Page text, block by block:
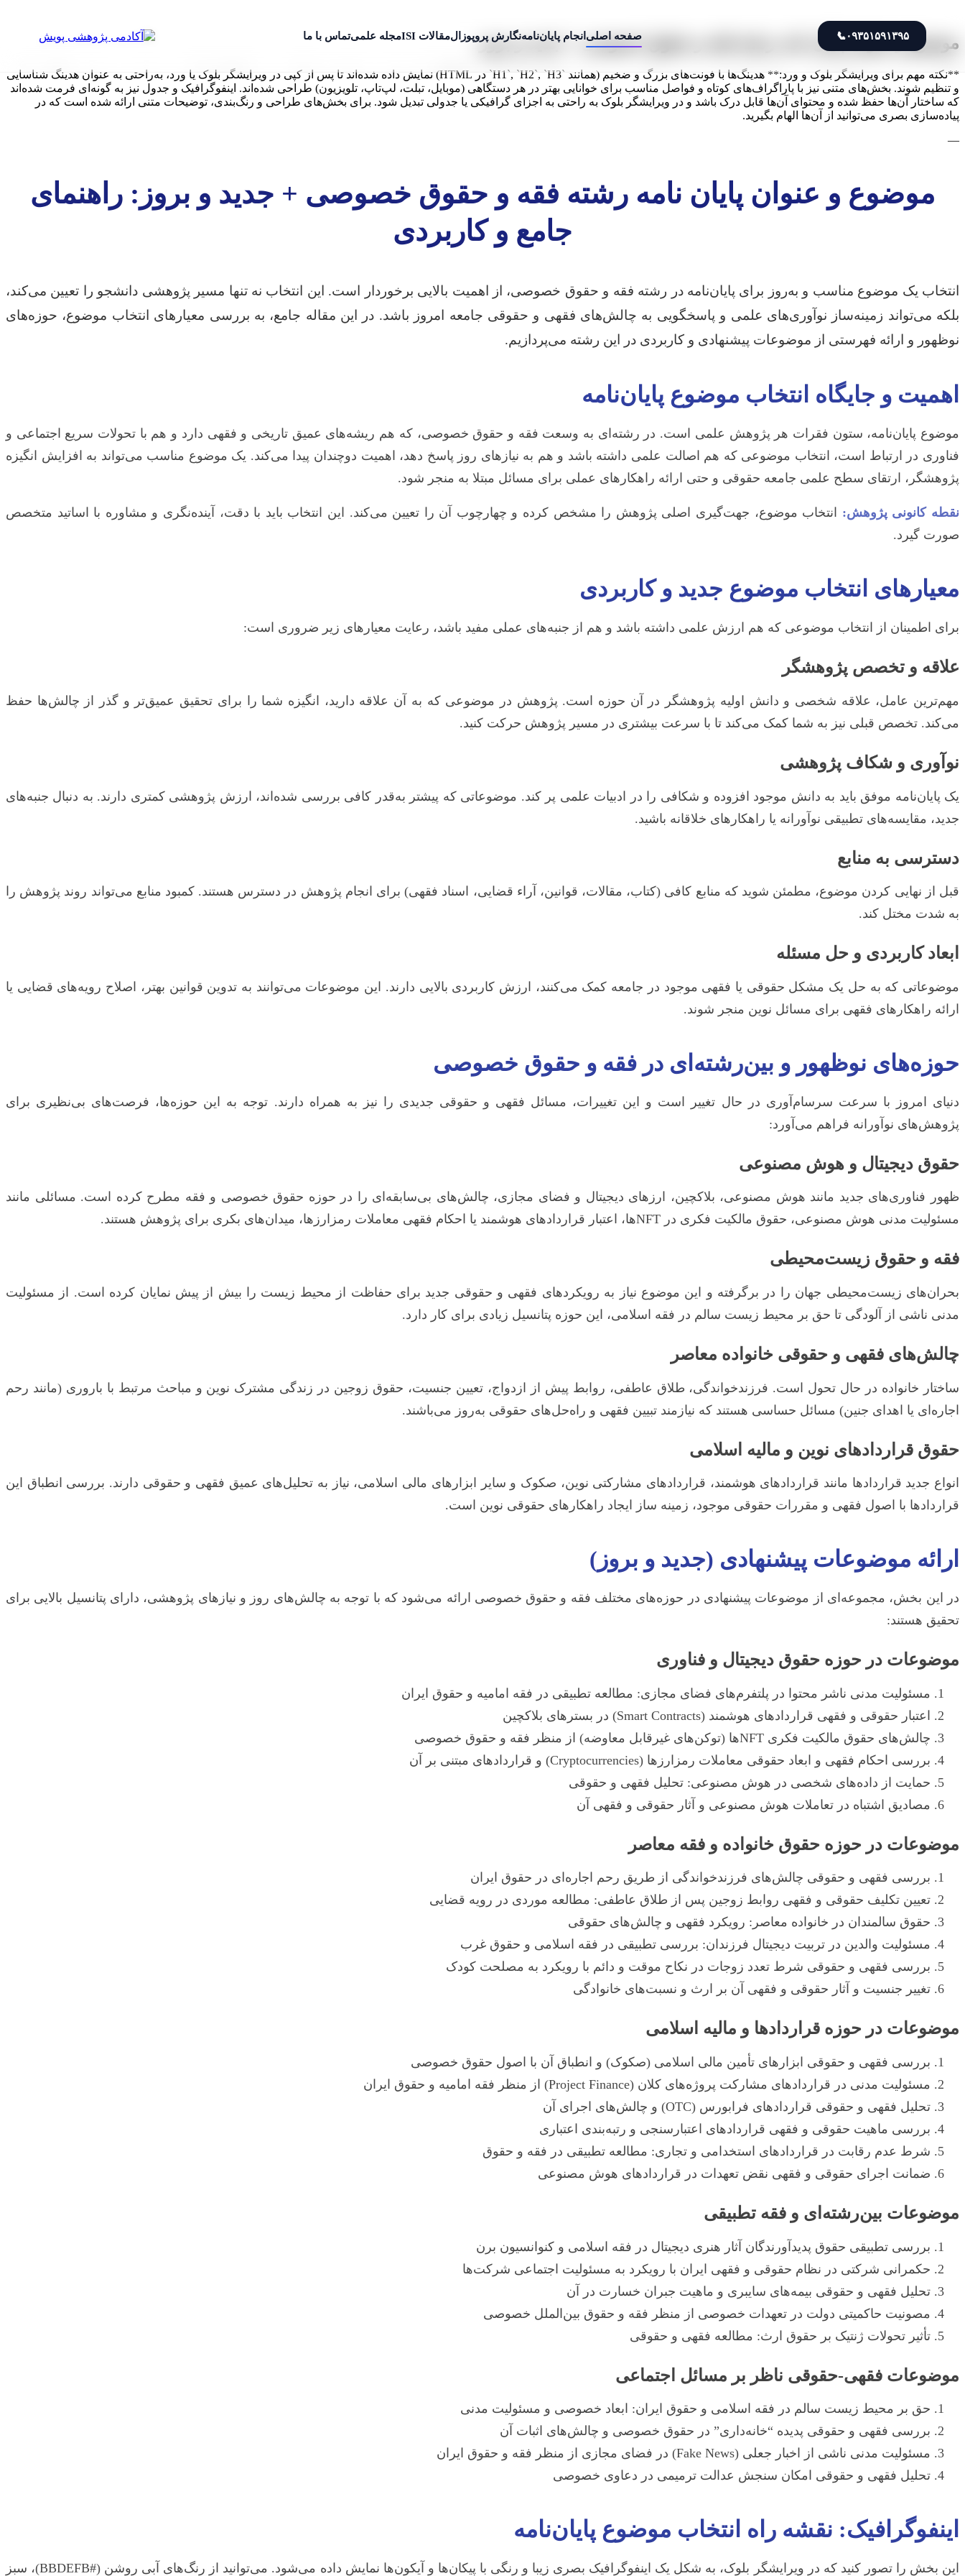
۰۹۳۵۱۵۹۱۳۹۵📞 صفحه اصلی انجام پایان‌نامهنگارش پروپوزالمقالات ISI مجله علمیتماس با ما موضوع و عنوان پایان نامه رشته فقه و حقوق خصوصی + جدید و بروز
**نکته مهم برای ویرایشگر بلوک و ورد:** هدینگ‌ها با فونت‌های بزرگ و ضخیم (همانند `H1`, `H2`, `H3` در HTML) نمایش داده شده‌اند تا پس از کپی در ویرایشگر بلوک یا ورد، به‌راحتی به عنوان هدینگ شناسایی
و تنظیم شوند. بخش‌های متنی نیز با پاراگراف‌های کوتاه و فواصل مناسب برای خوانایی بهتر در هر دستگاهی (موبایل، تبلت، لپ‌تاپ، تلویزیون) طراحی شده‌اند. اینفوگرافیک و جدول نیز به گونه‌ای فرمت شده‌اند
که ساختار آن‌ها حفظ شده و محتوای آن‌ها قابل درک باشد و در ویرایشگر بلوک به راحتی به اجزای گرافیکی یا جدولی تبدیل شود. برای بخش‌های طراحی و رنگ‌بندی، توضیحات متنی ارائه شده است که در
پیاده‌سازی بصری می‌توانید از آن‌ها الهام بگیرید.
—
موضوع و عنوان پایان نامه رشته فقه و حقوق خصوصی + جدید و بروز: راهنمای
جامع و کاربردی
انتخاب یک موضوع مناسب و به‌روز برای پایان‌نامه در رشته فقه و حقوق خصوصی، از اهمیت بالایی برخوردار است. این انتخاب نه تنها مسیر پژوهشی دانشجو را تعیین می‌کند،
بلکه می‌تواند زمینه‌ساز نوآوری‌های علمی و پاسخگویی به چالش‌های فقهی و حقوقی جامعه امروز باشد. در این مقاله جامع، به بررسی معیارهای انتخاب موضوع، حوزه‌های
نوظهور و ارائه فهرستی از موضوعات پیشنهادی و کاربردی در این رشته می‌پردازیم.
اهمیت و جایگاه انتخاب موضوع پایان‌نامه
موضوع پایان‌نامه، ستون فقرات هر پژوهش علمی است. در رشته‌ای به وسعت فقه و حقوق خصوصی، که هم ریشه‌های عمیق تاریخی و فقهی دارد و هم با تحولات سریع اجتماعی و
فناوری در ارتباط است، انتخاب موضوعی که هم اصالت علمی داشته باشد و هم به نیازهای روز پاسخ دهد، اهمیت دوچندان پیدا می‌کند. یک موضوع مناسب می‌تواند به افزایش انگیزه
پژوهشگر، ارتقای سطح علمی جامعه حقوقی و حتی ارائه راهکارهای عملی برای مسائل مبتلا به منجر شود.
نقطه کانونی پژوهش: انتخاب موضوع، جهت‌گیری اصلی پژوهش را مشخص کرده و چهارچوب آن را تعیین می‌کند. این انتخاب باید با دقت، آینده‌نگری و مشاوره با اساتید متخصص
صورت گیرد.
معیارهای انتخاب موضوع جدید و کاربردی
برای اطمینان از انتخاب موضوعی که هم ارزش علمی داشته باشد و هم از جنبه‌های عملی مفید باشد، رعایت معیارهای زیر ضروری است:
علاقه و تخصص پژوهشگر
مهم‌ترین عامل، علاقه شخصی و دانش اولیه پژوهشگر در آن حوزه است. پژوهش در موضوعی که به آن علاقه دارید، انگیزه شما را برای تحقیق عمیق‌تر و گذر از چالش‌ها حفظ
می‌کند. تخصص قبلی نیز به شما کمک می‌کند تا با سرعت بیشتری در مسیر پژوهش حرکت کنید.
نوآوری و شکاف پژوهشی
یک پایان‌نامه موفق باید به دانش موجود افزوده و شکافی را در ادبیات علمی پر کند. موضوعاتی که پیشتر به‌قدر کافی بررسی شده‌اند، ارزش پژوهشی کمتری دارند. به دنبال جنبه‌های
جدید، مقایسه‌های تطبیقی نوآورانه یا راهکارهای خلاقانه باشید.
دسترسی به منابع
قبل از نهایی کردن موضوع، مطمئن شوید که منابع کافی (کتاب، مقالات، قوانین، آراء قضایی، اسناد فقهی) برای انجام پژوهش در دسترس هستند. کمبود منابع می‌تواند روند پژوهش را
به شدت مختل کند.
ابعاد کاربردی و حل مسئله
موضوعاتی که به حل یک مشکل حقوقی یا فقهی موجود در جامعه کمک می‌کنند، ارزش کاربردی بالایی دارند. این موضوعات می‌توانند به تدوین قوانین بهتر، اصلاح رویه‌های قضایی یا
ارائه راهکارهای فقهی برای مسائل نوین منجر شوند.
حوزه‌های نوظهور و بین‌رشته‌ای در فقه و حقوق خصوصی
دنیای امروز با سرعت سرسام‌آوری در حال تغییر است و این تغییرات، مسائل فقهی و حقوقی جدیدی را نیز به همراه دارند. توجه به این حوزه‌ها، فرصت‌های بی‌نظیری برای
پژوهش‌های نوآورانه فراهم می‌آورد:
حقوق دیجیتال و هوش مصنوعی
ظهور فناوری‌های جدید مانند هوش مصنوعی، بلاکچین، ارزهای دیجیتال و فضای مجازی، چالش‌های بی‌سابقه‌ای را در حوزه حقوق خصوصی و فقه مطرح کرده است. مسائلی مانند
مسئولیت مدنی هوش مصنوعی، حقوق مالکیت فکری در NFTها، اعتبار قراردادهای هوشمند یا احکام فقهی معاملات رمزارزها، میدان‌های بکری برای پژوهش هستند.
فقه و حقوق زیست‌محیطی
بحران‌های زیست‌محیطی جهان را در برگرفته و این موضوع نیاز به رویکردهای فقهی و حقوقی جدید برای حفاظت از محیط زیست را بیش از پیش نمایان کرده است. از مسئولیت
مدنی ناشی از آلودگی تا حق بر محیط زیست سالم در فقه اسلامی، این حوزه پتانسیل زیادی برای کار دارد.
چالش‌های فقهی و حقوقی خانواده معاصر
ساختار خانواده در حال تحول است. فرزندخواندگی، طلاق عاطفی، روابط پیش از ازدواج، تعیین جنسیت، حقوق زوجین در زندگی مشترک نوین و مباحث مرتبط با باروری (مانند رحم
اجاره‌ای یا اهدای جنین) مسائل حساسی هستند که نیازمند تبیین فقهی و راه‌حل‌های حقوقی به‌روز می‌باشند.
حقوق قراردادهای نوین و مالیه اسلامی
انواع جدید قراردادها مانند قراردادهای هوشمند، قراردادهای مشارکتی نوین، صکوک و سایر ابزارهای مالی اسلامی، نیاز به تحلیل‌های عمیق فقهی و حقوقی دارند. بررسی انطباق این
قراردادها با اصول فقهی و مقررات حقوقی موجود، زمینه ساز ایجاد راهکارهای حقوقی نوین است.
ارائه موضوعات پیشنهادی (جدید و بروز)
در این بخش، مجموعه‌ای از موضوعات پیشنهادی در حوزه‌های مختلف فقه و حقوق خصوصی ارائه می‌شود که با توجه به چالش‌های روز و نیازهای پژوهشی، دارای پتانسیل بالایی برای
تحقیق هستند:
موضوعات در حوزه حقوق دیجیتال و فناوری
مسئولیت مدنی ناشر محتوا در پلتفرم‌های فضای مجازی: مطالعه تطبیقی در فقه امامیه و حقوق ایران
اعتبار حقوقی و فقهی قراردادهای هوشمند (Smart Contracts) در بسترهای بلاکچین
چالش‌های حقوق مالکیت فکری NFT‌ها (توکن‌های غیرقابل معاوضه) از منظر فقه و حقوق خصوصی
بررسی احکام فقهی و ابعاد حقوقی معاملات رمزارزها (Cryptocurrencies) و قراردادهای مبتنی بر آن
حمایت از داده‌های شخصی در هوش مصنوعی: تحلیل فقهی و حقوقی
مصادیق اشتباه در تعاملات هوش مصنوعی و آثار حقوقی و فقهی آن
موضوعات در حوزه حقوق خانواده و فقه معاصر
بررسی فقهی و حقوقی چالش‌های فرزندخواندگی از طریق رحم اجاره‌ای در حقوق ایران
تعیین تکلیف حقوقی و فقهی روابط زوجین پس از طلاق عاطفی: مطالعه موردی در رویه قضایی
حقوق سالمندان در خانواده معاصر: رویکرد فقهی و چالش‌های حقوقی
مسئولیت والدین در تربیت دیجیتال فرزندان: بررسی تطبیقی در فقه اسلامی و حقوق غرب
بررسی فقهی و حقوقی شرط تعدد زوجات در نکاح موقت و دائم با رویکرد به مصلحت کودک
تغییر جنسیت و آثار حقوقی و فقهی آن بر ارث و نسبت‌های خانوادگی
موضوعات در حوزه قراردادها و مالیه اسلامی
بررسی فقهی و حقوقی ابزارهای تأمین مالی اسلامی (صکوک) و انطباق آن با اصول حقوق خصوصی
مسئولیت مدنی در قراردادهای مشارکت پروژه‌های کلان (Project Finance) از منظر فقه امامیه و حقوق ایران
تحلیل فقهی و حقوقی قراردادهای فرابورس (OTC) و چالش‌های اجرای آن
بررسی ماهیت حقوقی و فقهی قراردادهای اعتبارسنجی و رتبه‌بندی اعتباری
شرط عدم رقابت در قراردادهای استخدامی و تجاری: مطالعه تطبیقی در فقه و حقوق
ضمانت اجرای حقوقی و فقهی نقض تعهدات در قراردادهای هوش مصنوعی
موضوعات بین‌رشته‌ای و فقه تطبیقی
بررسی تطبیقی حقوق پدیدآورندگان آثار هنری دیجیتال در فقه اسلامی و کنوانسیون برن
حکمرانی شرکتی در نظام حقوقی و فقهی ایران با رویکرد به مسئولیت اجتماعی شرکت‌ها
تحلیل فقهی و حقوقی بیمه‌های سایبری و ماهیت جبران خسارت در آن
مصونیت حاکمیتی دولت در تعهدات خصوصی از منظر فقه و حقوق بین‌الملل خصوصی
تأثیر تحولات ژنتیک بر حقوق ارث: مطالعه فقهی و حقوقی
موضوعات فقهی-حقوقی ناظر بر مسائل اجتماعی
حق بر محیط زیست سالم در فقه اسلامی و حقوق ایران: ابعاد خصوصی و مسئولیت مدنی
بررسی فقهی و حقوقی پدیده “خانه‌داری” در حقوق خصوصی و چالش‌های اثبات آن
مسئولیت مدنی ناشی از اخبار جعلی (Fake News) در فضای مجازی از منظر فقه و حقوق ایران
تحلیل فقهی و حقوقی امکان سنجش عدالت ترمیمی در دعاوی خصوصی
اینفوگرافیک: نقشه راه انتخاب موضوع پایان‌نامه
این بخش را تصور کنید که در ویرایشگر بلوک، به شکل یک اینفوگرافیک بصری زیبا و رنگی با پیکان‌ها و آیکون‌ها نمایش داده می‌شود. می‌توانید از رنگ‌های آبی روشن (#BBDEFB)، سبز